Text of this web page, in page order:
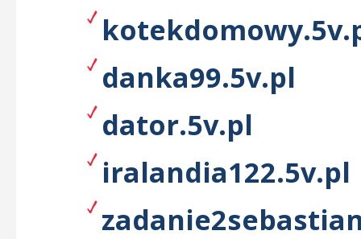
danka99.5v.pl
dator.5v.pl
iralandia122.5v.pl